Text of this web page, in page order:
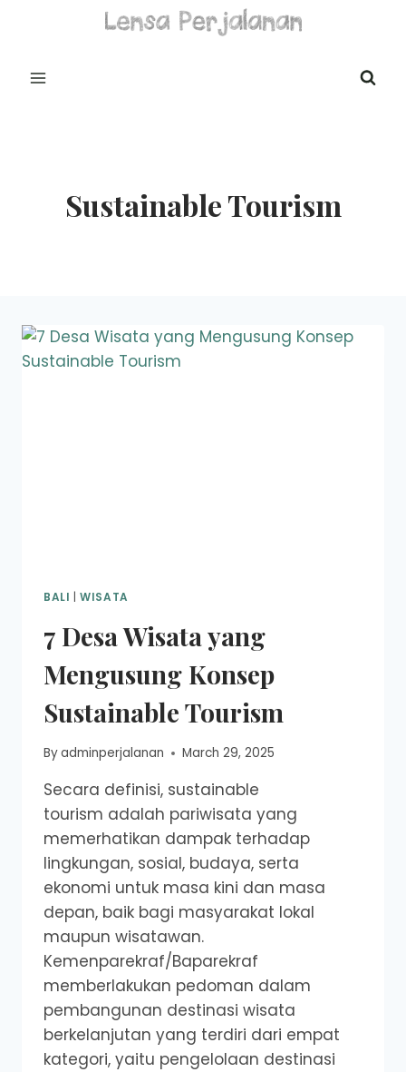
Sustainable Tourism
BALI |WISATA
7 Desa Wisata yang
Mengusung Konsep
Sustainable Tourism
Byadminperjalanan March 29, 2025
Secara definisi, sustainable
tourism adalah pariwisata yang
memerhatikan dampak terhadap
lingkungan, sosial, budaya, serta
ekonomi untuk masa kini dan masa
depan, baik bagi masyarakat lokal
maupun wisatawan.
Kemenparekraf/Baparekraf
memberlakukan pedoman dalam
pembangunan destinasi wisata
berkelanjutan yang terdiri dari empat
kategori, yaitu pengelolaan destinasi